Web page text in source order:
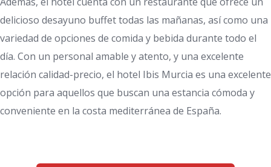
delicioso desayuno buffet todas las mañanas, así como una
variedad de opciones de comida y bebida durante todo el
día. Con un personal amable y atento, y una excelente
relación calidad-precio, el hotel Ibis Murcia es una excelente
opción para aquellos que buscan una estancia cómoda y
conveniente en la costa mediterránea de España.